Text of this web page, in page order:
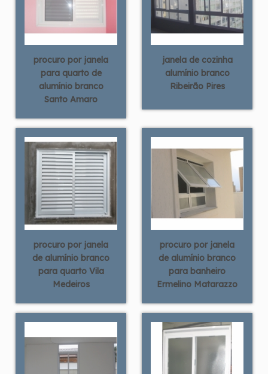
procuro por janela
para quarto de
alumínio branco
Santo Amaro
janela de cozinha
alumínio branco
Ribeirão Pires
procuro por janela
de alumínio branco
para quarto Vila
Medeiros
procuro por janela
de alumínio branco
para banheiro
Ermelino Matarazzo